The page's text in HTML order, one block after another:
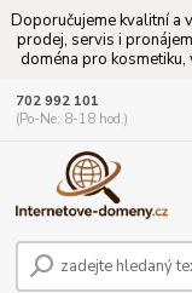
Doporučujeme kvalitní a
prodej, servis i
doména pro
702 992 101
(Po-Ne: 8-18 hod.)